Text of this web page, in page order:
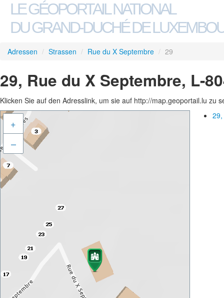
LE GÉOPORTAIL NATIONAL
DU GRAND-DUCHÉ DE
Adressen / Strassen / Rue du X Septembre / 29
29, Rue du X Septembre, L-
Klicken Sie auf den Adresslink, um sie auf http://map.geoportail.lu zu
+
–